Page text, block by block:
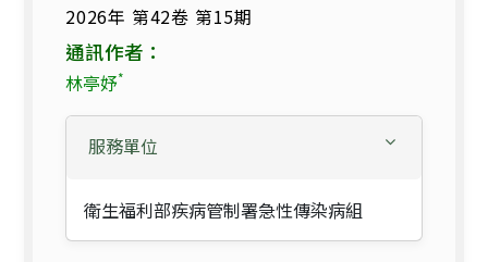
群
2026年 第42卷 第15期
通訊作者：
林亭妤*
服務單位
衛生福利部疾病管制署急性傳染病組